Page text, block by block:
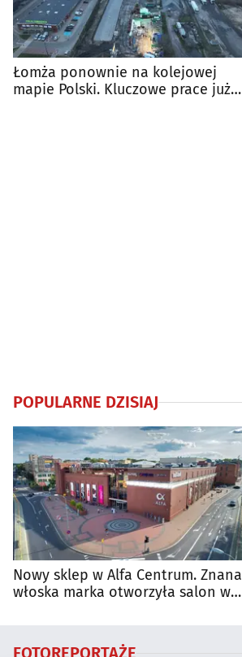
Łomża ponownie na kolejowej
mapie Polski. Kluczowe prace już
POPULARNE DZISIAJ
Nowy sklep w Alfa Centrum. Znana
włoska marka otworzyła salon w